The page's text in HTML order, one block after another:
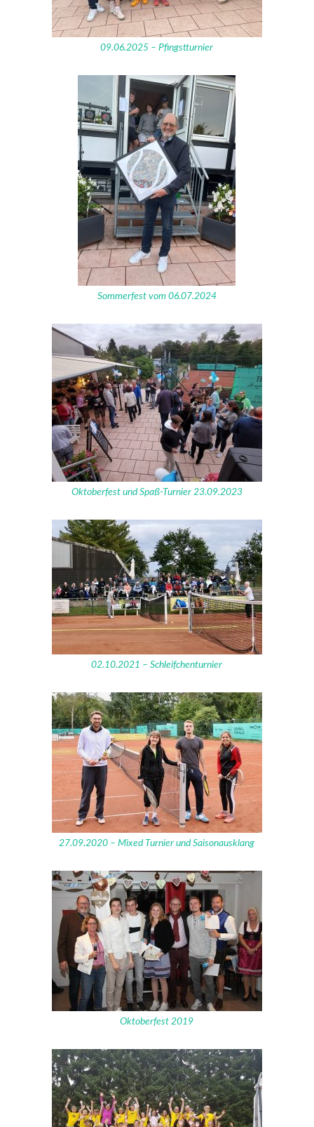
09.06.2025 – Pfingstturnier
Sommerfest vom 06.07.2024
Oktoberfest und Spaß-Turnier 23.09.2023
02.10.2021 – Schleifchenturnier
27.09.2020 – Mixed Turnier und Saisonausklang
Oktoberfest 2019